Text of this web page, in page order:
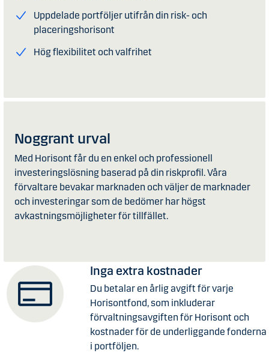
Uppdelade portföljer utifrån din risk- och
placeringshorisont
Hög flexibilitet och valfrihet
Noggrant urval
Med Horisont får du en enkel och professionell
investeringslösning baserad på din riskprofil. Våra
förvaltare bevakar marknaden och väljer de marknader
och investeringar som de bedömer har högst
avkastningsmöjligheter för tillfället.
Inga extra kostnader
Du betalar en årlig avgift för varje
Horisontfond, som inkluderar
förvaltningsavgiften för Horisont och
kostnader för de underliggande fonderna
i portföljen.